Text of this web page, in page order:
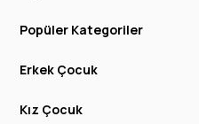
Popüler Kategoriler
Erkek Çocuk
Kız Çocuk